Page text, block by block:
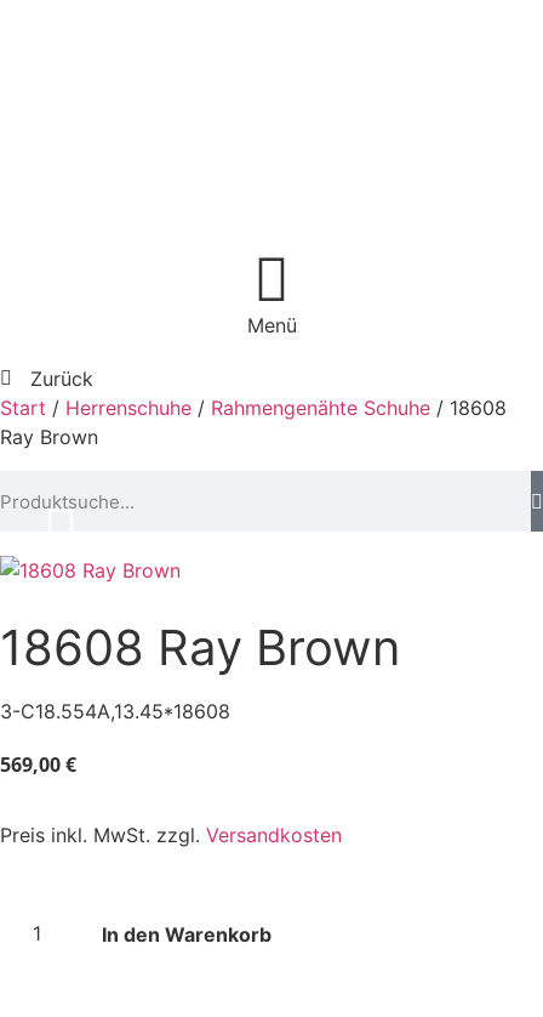
Menü
Zurück
Start / Herrenschuhe / Rahmengenähte Schuhe / 18608
Ray Brown
18608 Ray Brown
3-C18.554A,13.45*18608
569,00€
Preis inkl. MwSt. zzgl. Versandkosten
In den Warenkorb